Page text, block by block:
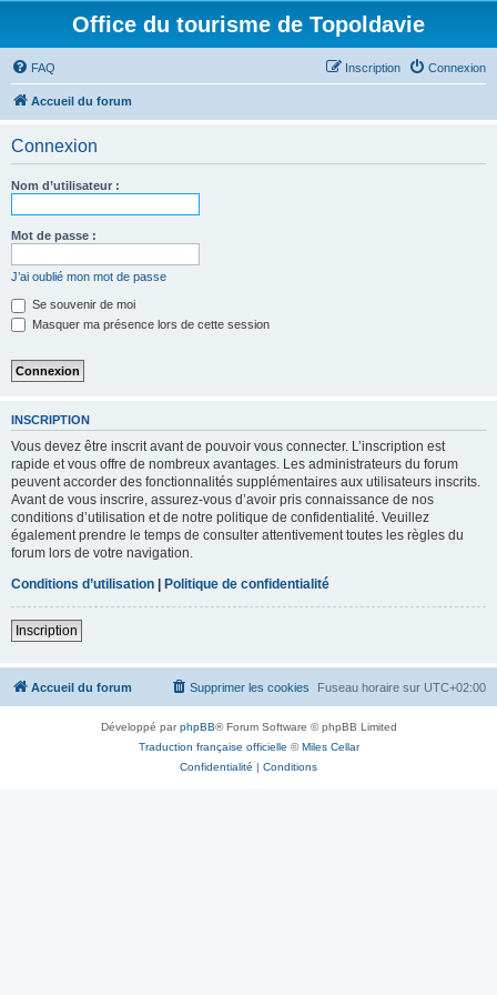
Office du tourisme de Topoldavie
FAQ Connexion
Inscription
Accueil du forum
Connexion
Nom d’utilisateur :
Mot de passe :
J’ai oublié mon mot de passe
Se souvenir de moi
Masquer ma présence lors de cette session
INSCRIPTION
Vous devez être inscrit avant de pouvoir vous connecter. L’inscription est
rapide et vous offre de nombreux avantages. Les administrateurs du forum
peuvent accorder des fonctionnalités supplémentaires aux utilisateurs inscrits.
Avant de vous inscrire, assurez-vous d’avoir pris connaissance de nos
conditions d’utilisation et de notre politique de confidentialité. Veuillez
également prendre le temps de consulter attentivement toutes les règles du
forum lors de votre navigation.
Conditions d’utilisation | Politique de confidentialité
Inscription
Accueil du forum Fuseau horaire sur UTC+02:00
Supprimer les cookies
Développé parphpBB® Forum Software © phpBB Limited
Traduction française officielle ©Miles Cellar
Confidentialité | Conditions